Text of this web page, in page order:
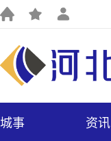
城事 资讯